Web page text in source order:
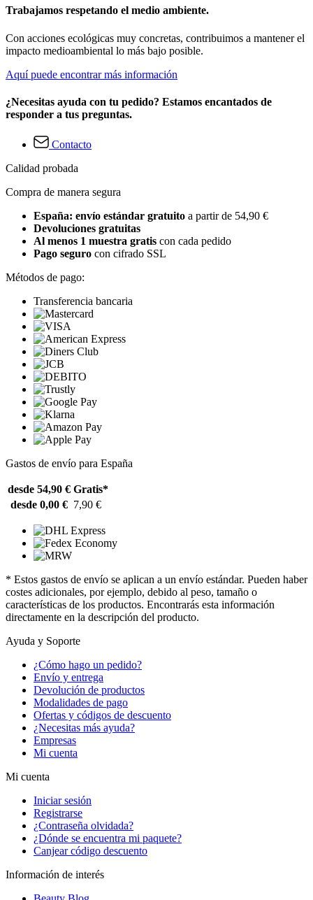
Trabajamos respetando el medio ambiente.
Con acciones ecológicas muy concretas, contribuimos a mantener el
impacto medioambiental lo más bajo posible.
Aquí puede encontrar más información
¿Necesitas ayuda con tu pedido? Estamos encantados de
responder a tus preguntas.
Contacto
Calidad probada
Compra de manera segura
España: envío estándar gratuito a partir de 54,90 €
Devoluciones gratuitas
Al menos 1 muestra gratis con cada pedido
Pago seguro con cifrado SSL
Métodos de pago:
Transferencia bancaria
Gastos de envío para España
desde 54,90 € Gratis*
desde 0,00 € 7,90 €
* Estos gastos de envío se aplican a un envío estándar. Pueden haber
costes adicionales, por ejemplo, debido al peso, tamaño o
características de los productos. Encontrarás esta información
directamente en la descripción del producto.
Ayuda y Soporte
¿Cómo hago un pedido?
Envío y entrega
Devolución de productos
Modalidades de pago
Ofertas y códigos de descuento
¿Necesitas más ayuda?
Empresas
Mi cuenta
Mi cuenta
Iniciar sesión
Registrarse
¿Contraseña olvidada?
¿Dónde se encuentra mi paquete?
Canjear código descuento
Información de interés